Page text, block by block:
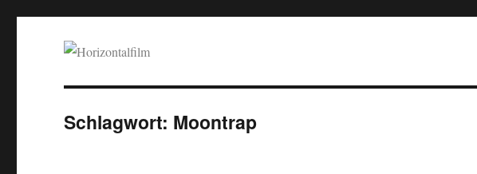
Schlagwort: Moontrap